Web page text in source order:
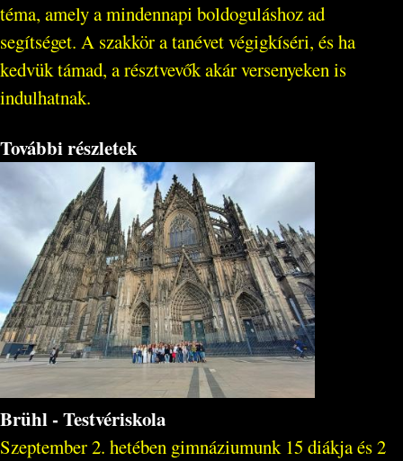
téma, amely a mindennapi boldoguláshoz ad
segítséget. A szakkör a tanévet végigkíséri, és ha
kedvük támad, a résztvevők akár versenyeken is
indulhatnak.
További részletek
Brühl - Testvériskola
Szeptember 2. hetében gimnáziumunk 15 diákja és 2